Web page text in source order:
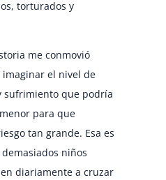
torturados y
me conmovió
el nivel de
sufrimiento que podría
para que
tan grande. Esa es
niños
diariamente a cruzar